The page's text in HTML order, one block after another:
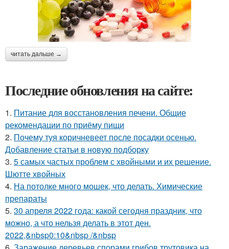
читать дальше →
Последние обновления на сайте:
1. Питание для восстановления печени. Общие
рекомендации по приёму пищи
2. Почему туя коричневеет после посадки осенью.
Добавление статьи в новую подборку
3. 5 самых частых проблем с хвойными и их решение.
Шютте хвойных
4. На потолке много мошек, что делать. Химические
препараты
5. 30 апреля 2022 года: какой сегодня праздник, что
можно, а что нельзя делать в этот ден.
2022,&nbsp0:10&nbsp /&nbsp